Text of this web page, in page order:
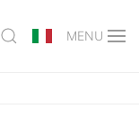
MENU